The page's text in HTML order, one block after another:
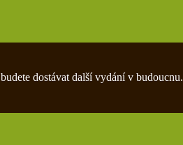
dostávat další vydání v budoucnu.